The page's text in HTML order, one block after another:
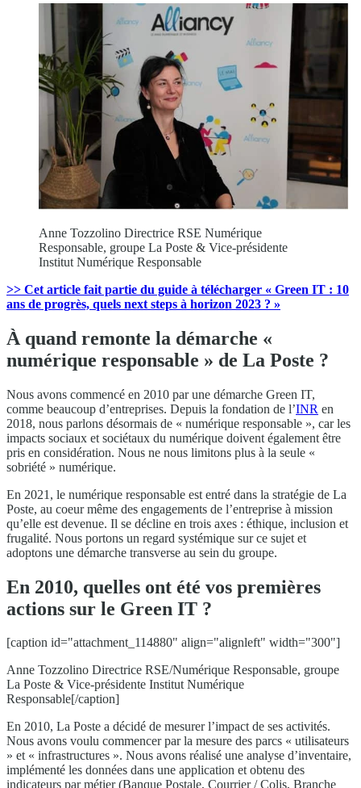
Anne Tozzolino Directrice RSE Numérique
Responsable, groupe La Poste & Vice-présidente
Institut Numérique Responsable
>> Cet article fait partie du guide à télécharger « Green IT : 10
ans de progrès, quels next steps à horizon 2023 ? »
À quand remonte la démarche «
numérique responsable » de La Poste ?
Nous avons commencé en 2010 par une démarche Green IT,
comme beaucoup d’entreprises. Depuis la fondation de l’INR en
2018, nous parlons désormais de « numérique responsable », car les
impacts sociaux et sociétaux du numérique doivent également être
pris en considération. Nous ne nous limitons plus à la seule «
sobriété » numérique.
En 2021, le numérique responsable est entré dans la stratégie de La
Poste, au coeur même des engagements de l’entreprise à mission
qu’elle est devenue. Il se décline en trois axes : éthique, inclusion et
frugalité. Nous portons un regard systémique sur ce sujet et
adoptons une démarche transverse au sein du groupe.
En 2010, quelles ont été vos premières
actions sur le Green IT ?
[caption id="attachment_114880" align="alignleft" width="300"]
Anne Tozzolino Directrice RSE/Numérique Responsable, groupe
La Poste & Vice-présidente Institut Numérique
Responsable[/caption]
En 2010, La Poste a décidé de mesurer l’impact de ses activités.
Nous avons voulu commencer par la mesure des parcs « utilisateurs
» et « infrastructures ». Nous avons réalisé une analyse d’inventaire,
implémenté les données dans une application et obtenu des
indicateurs par métier (Banque Postale, Courrier / Colis, Branche